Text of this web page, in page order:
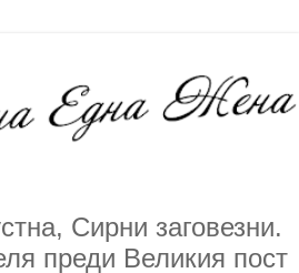
Сирни заговезни.
преди Великия пост